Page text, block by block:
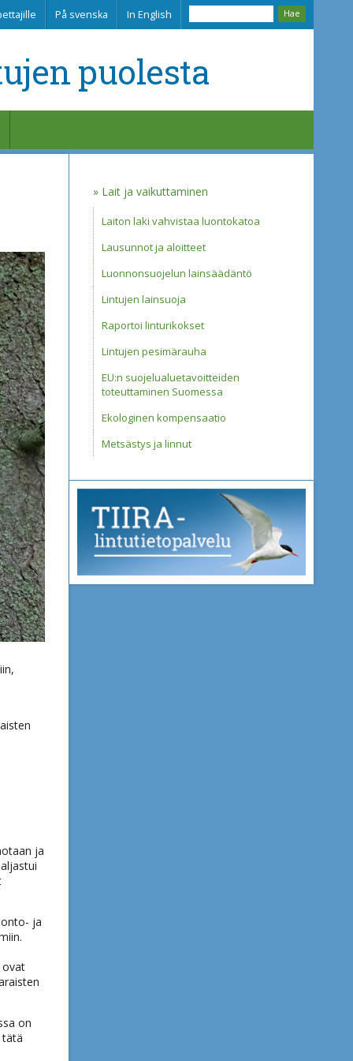
På svenska In English
puolesta
ja
ja
ovat
on
tätä
Lait ja vaikuttaminen
Laiton laki vahvistaa luontokatoa
Lausunnot ja aloitteet
Luonnonsuojelun lainsäädäntö
Lintujen lainsuoja
Raportoi linturikokset
Lintujen pesimärauha
EU:n suojelualuetavoitteiden
toteuttaminen Suomessa
Ekologinen kompensaatio
Metsästys ja linnut